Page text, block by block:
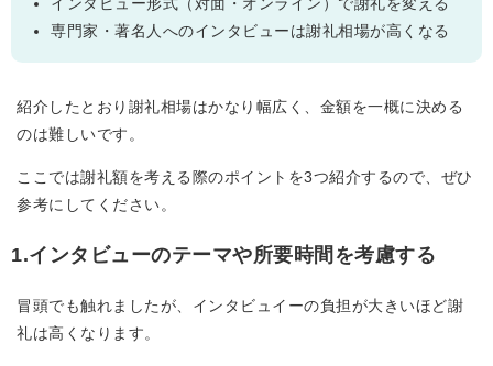
専門家・著名人へのインタビューは謝礼相場が高くなる
紹介したとおり謝礼相場はかなり幅広く、金額を一概に決める
のは難しいです。
ここでは謝礼額を考える際のポイントを3つ紹介するので、ぜひ
参考にしてください。
1.インタビューのテーマや所要時間を考慮する
冒頭でも触れましたが、インタビュイーの負担が大きいほど謝
礼は高くなります。